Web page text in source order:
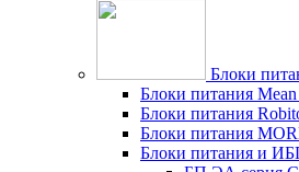
Блоки
Блоки питания
Блоки питания
Блоки питания
Блоки питания и